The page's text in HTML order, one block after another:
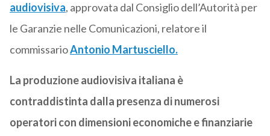
audiovisiva, approvata dal Consiglio dell’Autorità per
le Garanzie nelle Comunicazioni, relatore il
commissarioAntonio Martusciello.
La produzione audiovisiva italiana è
contraddistinta dalla presenza di numerosi
operatori con dimensioni economiche e finanziarie